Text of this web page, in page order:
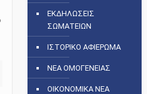
ΕΚΔΗΛΩΣΕΙΣ
ΣΩΜΑΤΕΙΩΝ
ΙΣΤΟΡΙΚΟ ΑΦΙΕΡΩΜΑ
ΝΕΑ ΟΜΟΓΕΝΕΙΑΣ
ΟΙΚΟΝΟΜΙΚΑ ΝΕΑ